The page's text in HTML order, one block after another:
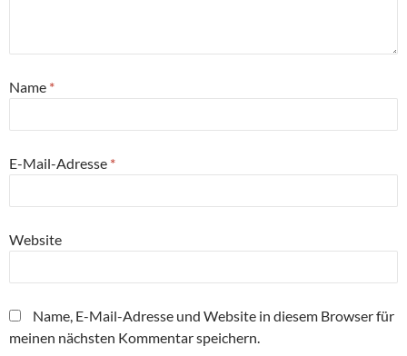
Name *
E-Mail-Adresse *
Website
Name, E-Mail-Adresse und Website in diesem Browser für
meinen nächsten Kommentar speichern.